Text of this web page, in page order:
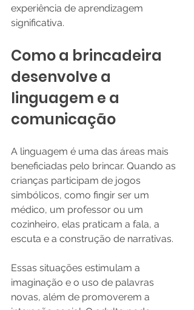
experiência de aprendizagem
significativa.
Como a brincadeira
desenvolve a
linguagem e a
comunicação
A linguagem é uma das áreas mais
beneficiadas pelo brincar. Quando as
crianças participam de jogos
simbólicos, como fingir ser um
médico, um professor ou um
cozinheiro, elas praticam a fala, a
escuta e a construção de narrativas.
Essas situações estimulam a
imaginação e o uso de palavras
novas, além de promoverem a